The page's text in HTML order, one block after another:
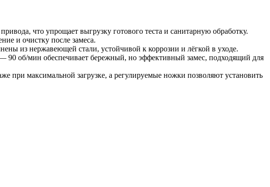
что упрощает выгрузку готового теста и санитарную обработку.
и очистку после замеса.
из нержавеющей стали, устойчивой к коррозии и лёгкой в уходе.
об/мин обеспечивает бережный, но эффективный замес, подходящий для
максимальной загрузке, а регулируемые ножки позволяют установить